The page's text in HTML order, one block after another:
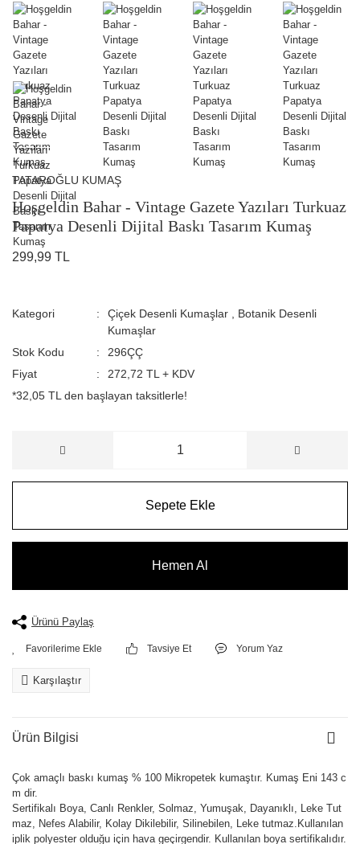
TATAROĞLU KUMAŞ
Hoşgeldin Bahar - Vintage Gazete Yazıları Turkuaz
Papatya Desenli Dijital Baskı Tasarım Kumaş
299,99 TL
Kategori Çiçek Desenli Kumaşlar
Botanik Desenli
Kumaşlar
Stok Kodu
296ÇÇ
Fiyat
272,72 TL + KDV
*32,05 TL den başlayan taksitlerle!
Sepete Ekle
Hemen Al
Ürünü Paylaş
Tavsiye Et Yorum Yaz
Karşılaştır
Ürün Bilgisi
Çok amaçlı baskı kumaş % 100 Mikropetek kumaştır. Kumaş Eni 143 c
m dir.
Sertifikalı Boya, Canlı Renkler, Solmaz, Yumuşak, Dayanıklı, Leke Tut
maz, Nefes Alabilir, Kolay Dikilebilir, Silinebilen, Leke tutmaz.Kullanılan
iplik polyester olduğu için hava geçirgendir. Kullanılan boya sertifikalıdır.